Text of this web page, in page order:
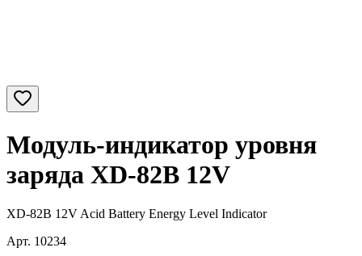
Модуль-индикатор уровня
заряда XD-82B 12V
XD-82B 12V Acid Battery Energy Level Indicator
Арт. 10234